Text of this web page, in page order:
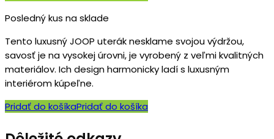
Posledný kus na sklade
Tento luxusný JOOP uterák nesklame svojou výdržou,
savosť je na vysokej úrovni, je vyrobený z veľmi kvalitných
materiálov. Ich design harmonicky ladí s luxusným
interiérom kúpeľne.
Pridať do košíkaPridať do košíka